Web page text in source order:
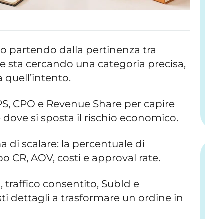
partendo dalla pertinenza tra
sta cercando una categoria precisa,
quell’intento.
CPO e Revenue Share per capire
si sposta il rischio economico.
di scalare: la percentuale di
CR, AOV, costi e approval rate.
traffico consentito, SubId e
dettagli a trasformare un ordine in